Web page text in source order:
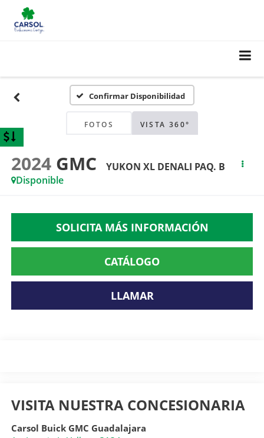
Confirmar Disponibilidad
FOTOS VISTA 360°
2024 GMC
YUKON XL DENALI PAQ. B
Disponible
SOLICITA MÁS INFORMACIÓN
CATÁLOGO
LLAMAR
VISITA NUESTRA CONCESIONARIA
Carsol Buick GMC Guadalajara